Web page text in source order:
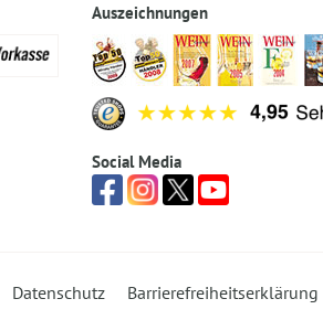
Auszeichnungen
Social Media
Datenschutz Barrierefreiheitserklärung